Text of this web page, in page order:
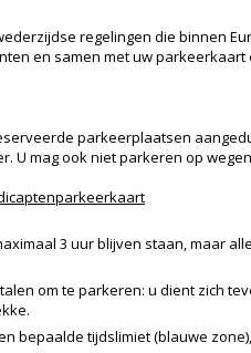
regelingen die binnen
en samen met uw parkeerkaart
parkeerplaatsen
mag ook niet parkeren op
3 uur blijven staan, maar
om te parkeren: u dient zich
bepaalde tijdslimiet (blauwe